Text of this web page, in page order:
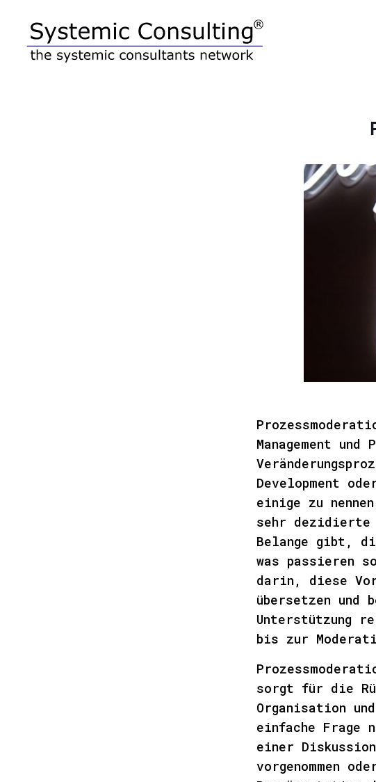
Management
Development
einige zu
sehr dezidierte
Belange gibt,
was passieren
darin, diese
übersetzen und
Unterstützung
bis zur
sorgt für die
Organisation
einfache Frage
einer
vorgenommen